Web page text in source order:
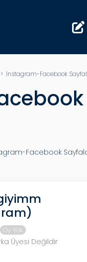
İnstagram-Facebook
Facebook
Oy Yok
Üyesi Değildir